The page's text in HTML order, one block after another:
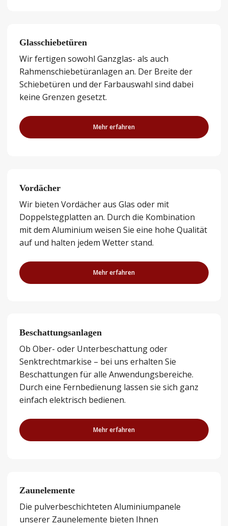
Glasschiebetüren
Wir fertigen sowohl Ganzglas- als auch
Rahmenschiebetüranlagen an. Der Breite der
Schiebetüren und der Farbauswahl sind dabei
keine Grenzen gesetzt.
Mehr erfahren
Vordächer
Wir bieten Vordächer aus Glas oder mit
Doppelstegplatten an. Durch die Kombination
mit dem Aluminium weisen Sie eine hohe Qualität
auf und halten jedem Wetter stand.
Mehr erfahren
Beschattungsanlagen
Ob Ober- oder Unterbeschattung oder
Senktrechtmarkise – bei uns erhalten Sie
Beschattungen für alle Anwendungsbereiche.
Durch eine Fernbedienung lassen sie sich ganz
einfach elektrisch bedienen.
Mehr erfahren
Zaunelemente
Die pulverbeschichteten Aluminiumpanele
unserer Zaunelemente bieten Ihnen